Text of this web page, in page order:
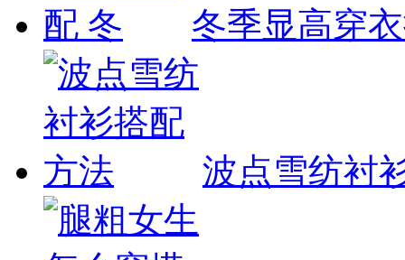
冬季显高穿
波点雪纺衬